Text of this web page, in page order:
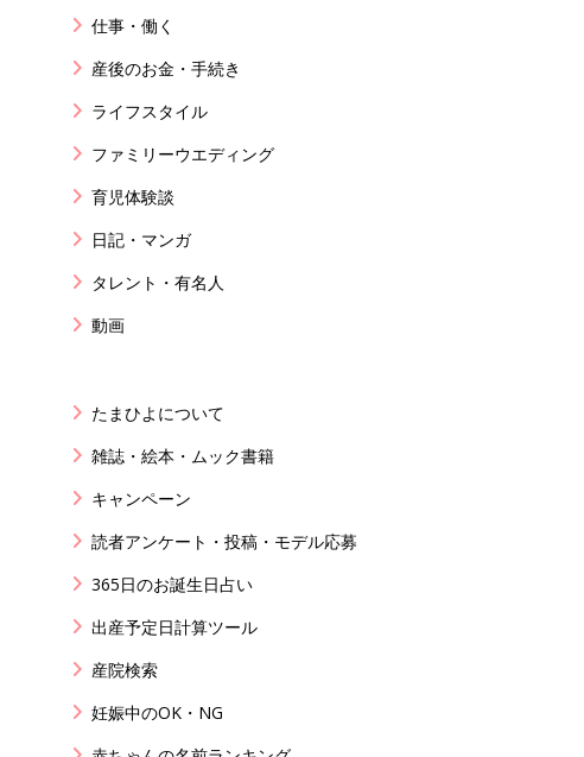
仕事・働く
産後のお金・手続き
ライフスタイル
ファミリーウエディング
育児体験談
日記・マンガ
タレント・有名人
動画
たまひよについて
雑誌・絵本・ムック書籍
キャンペーン
読者アンケート・投稿・モデル応募
365日のお誕生日占い
出産予定日計算ツール
産院検索
妊娠中のOK・NG